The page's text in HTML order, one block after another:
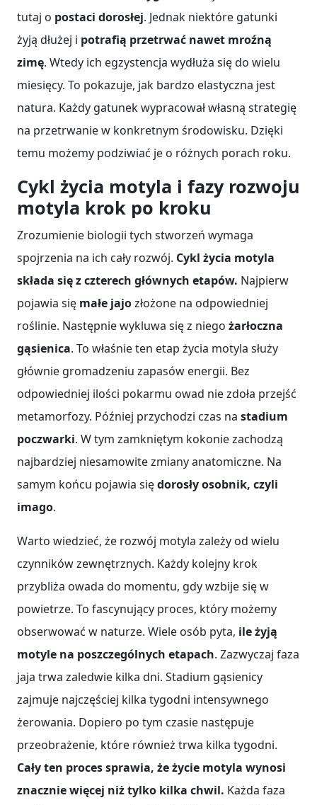
tutaj o postaci dorosłej. Jednak niektóre gatunki
żyją dłużej i potrafią przetrwać nawet mroźną
zimę. Wtedy ich egzystencja wydłuża się do wielu
miesięcy. To pokazuje, jak bardzo elastyczna jest
natura. Każdy gatunek wypracował własną strategię
na przetrwanie w konkretnym środowisku. Dzięki
temu możemy podziwiać je o różnych porach roku.
Cykl życia motyla i fazy rozwoju
motyla krok po kroku
Zrozumienie biologii tych stworzeń wymaga
spojrzenia na ich cały rozwój. Cykl życia motyla
składa się z czterech głównych etapów. Najpierw
pojawia się małe jajozłożone na odpowiedniej
roślinie. Następnie wykluwa się z niego żarłoczna
gąsienica. To właśnie ten etap życia motyla służy
głównie gromadzeniu zapasów energii. Bez
odpowiedniej ilości pokarmu owad nie zdoła przejść
metamorfozy. Później przychodzi czas na stadium
poczwarki. W tym zamkniętym kokonie zachodzą
najbardziej niesamowite zmiany anatomiczne. Na
samym końcu pojawia siędorosły osobnik, czyli
imago.
Warto wiedzieć, że rozwój motyla zależy od wielu
czynników zewnętrznych. Każdy kolejny krok
przybliża owada do momentu, gdy wzbije się w
powietrze. To fascynujący proces, który możemy
obserwować w naturze. Wiele osób pyta, ile żyją
motyle na poszczególnych etapach. Zazwyczaj faza
jaja trwa zaledwie kilka dni. Stadium gąsienicy
zajmuje najczęściej kilka tygodni intensywnego
żerowania. Dopiero po tym czasie następuje
przeobrażenie, które również trwa kilka tygodni.
Cały ten proces sprawia, że życie motyla wynosi
znacznie więcej niż tylko kilka chwil. Każda faza